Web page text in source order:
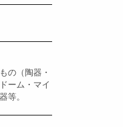
の（陶器・
ーム・マイ
等。